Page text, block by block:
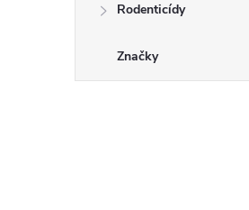
Rodenticídy
Značky